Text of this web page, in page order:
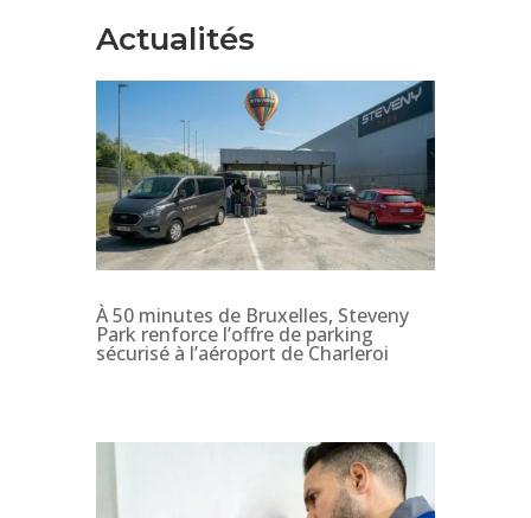
Actualités
À 50 minutes de Bruxelles, Steveny
Park renforce l’offre de parking
sécurisé à l’aéroport de Charleroi